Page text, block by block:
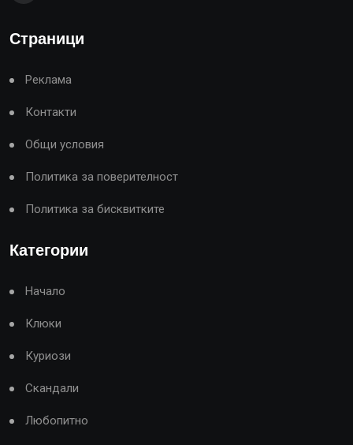
Страници
Реклама
Контакти
Общи условия
Политика за поверителност
Политика за бисквитките
Категории
Начало
Клюки
Куриози
Скандали
Любопитно